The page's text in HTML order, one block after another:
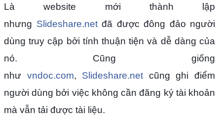
Là website mới thành lập
nhưng Slideshare.netđã được đông đảo người
dùng truy cập bởi tính thuận tiện và dễ dàng của
nó. Cũng giống
như vndoc.com, Slideshare.net cũng ghi điểm
người dùng bởi việc không cần đăng ký tài khoản
mà vẫn tải được tài liệu.